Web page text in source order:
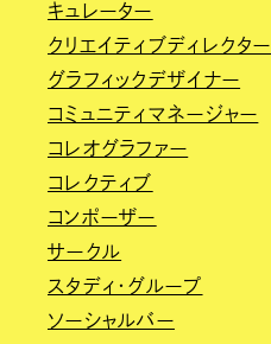
キュレーター
クリエイティブディレクター
グラフィックデザイナー
コミュニティマネージャー
コレオグラファー
コレクティブ
コンポーザー
サークル
スタディ・グループ
ソーシャルバー